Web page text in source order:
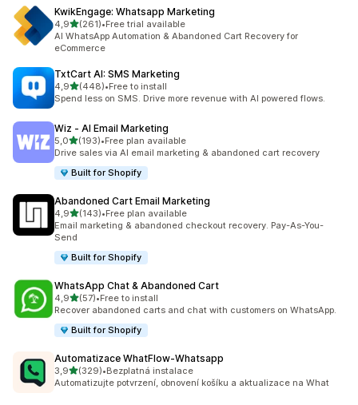
KwikEngage: Whatsapp Marketing
4,9z 5 hvězd
(261)
Celkový počet recenzí: 261
•Free trial available
AI WhatsApp Automation & Abandoned Cart Recovery for
eCommerce
TxtCart AI: SMS Marketing
4,9z 5 hvězd
(448)
Celkový počet recenzí: 448
•Free to install
Spend less on SMS. Drive more revenue with AI powered flows.
Wiz ‑ AI Email Marketing
5,0z 5 hvězd
(193)
Celkový počet recenzí: 193
•Free plan available
Drive sales via AI email marketing & abandoned cart recovery
Built for Shopify
Abandoned Cart Email Marketing
4,9z 5 hvězd
(143)
Celkový počet recenzí: 143
•Free plan available
Email marketing & abandoned checkout recovery. Pay-As-You-
Send
Built for Shopify
WhatsApp Chat & Abandoned Cart
4,9z 5 hvězd
(57)
Celkový počet recenzí: 57
•Free to install
Recover abandoned carts and chat with customers on WhatsApp.
Built for Shopify
Automatizace WhatFlow‑Whatsapp
3,9z 5 hvězd
(329)
Celkový počet recenzí: 329
•Bezplatná instalace
Automatizujte potvrzení, obnovení košíku a aktualizace na What